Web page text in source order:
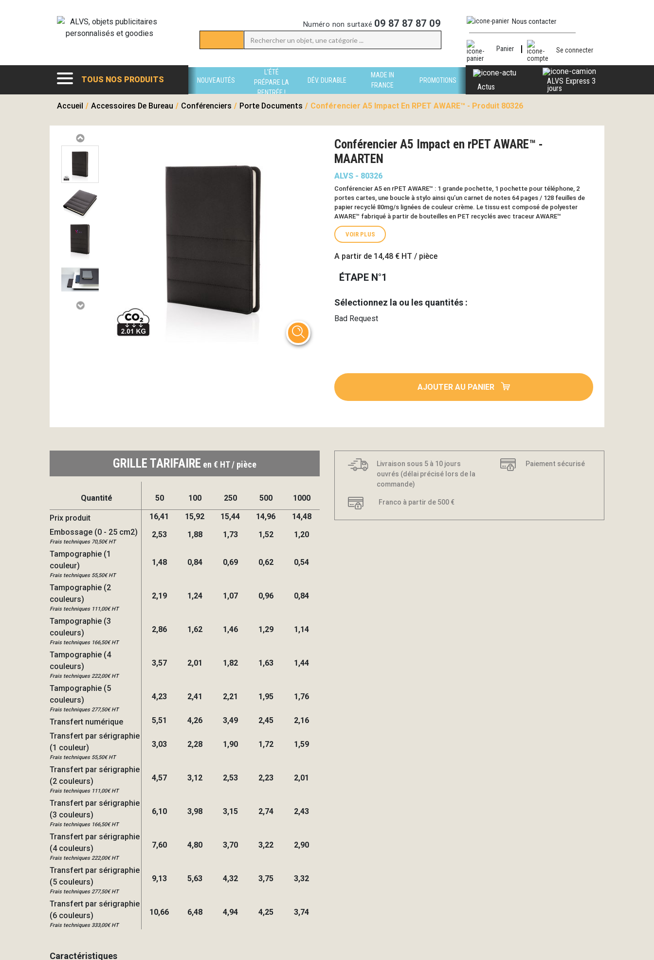
Numéro non surtaxé 09 87 87 87 09 Nous contacter
Panier Se connecter
TOUS NOS PRODUITS NOUVEAUTÉS
L'ÉTÉ
PRÉPARE LA
RENTRÉE !
DÉV. DURABLE
MADE IN
FRANCE
PROMOTIONS
Actus
ALVS Express 3
jours
Accueil / Accessoires De Bureau / Conférenciers / Porte Documents / Conférencier A5 Impact En RPET AWARE™ - Produit 80326
Conférencier A5 Impact en rPET AWARE™ -
MAARTEN
ALVS - 80326
Conférencier A5 en rPET AWARE™ : 1 grande pochette, 1 pochette pour téléphone, 2
portes cartes, une boucle à stylo ainsi qu’un carnet de notes 64 pages / 128 feuilles de
papier recyclé 80mg/s lignées de couleur crème. Le tissu est composé de polyester
AWARE™ fabriqué à partir de bouteilles en PET recyclés avec traceur AWARE™
VOIR PLUS
A partir de 14,48 € HT / pièce
ÉTAPE N°1
Sélectionnez la ou les quantités :
Bad Request
AJOUTER AU PANIER
GRILLE TARIFAIRE en € HT / pièce
Quantité 50 100 250 500 1000
Prix produit 16,41 15,92 15,44 14,96
14,48
Embossage (0 - 25 cm2)
Frais techniques 70,50€ HT
2,53 1,88 1,73 1,52 1,20
Tampographie (1
couleur)
Frais techniques 55,50€ HT
1,48 0,84 0,69 0,62 0,54
Tampographie (2
couleurs)
Frais techniques 111,00€ HT
2,19 1,24 1,07 0,96 0,84
Tampographie (3
couleurs)
Frais techniques 166,50€ HT
2,86 1,62 1,46 1,29 1,14
Tampographie (4
couleurs)
Frais techniques 222,00€ HT
3,57 2,01 1,82 1,63 1,44
Tampographie (5
couleurs)
Frais techniques 277,50€ HT
4,23 2,41 2,21 1,95 1,76
Transfert numérique 5,51 4,26 3,49 2,45
2,16
Transfert par sérigraphie
(1 couleur)
Frais techniques 55,50€ HT
3,03 2,28 1,90 1,72 1,59
Transfert par sérigraphie
(2 couleurs)
Frais techniques 111,00€ HT
4,57 3,12 2,53 2,23 2,01
Transfert par sérigraphie
(3 couleurs)
Frais techniques 166,50€ HT
6,10 3,98 3,15 2,74 2,43
Transfert par sérigraphie
(4 couleurs)
Frais techniques 222,00€ HT
7,60 4,80 3,70 3,22 2,90
Transfert par sérigraphie
(5 couleurs)
Frais techniques 277,50€ HT
9,13 5,63 4,32 3,75 3,32
Transfert par sérigraphie
(6 couleurs)
Frais techniques 333,00€ HT
10,66 6,48 4,94 4,25 3,74
Caractéristiques
Livraison sous 5 à 10 jours
ouvrés (délai précisé lors de la
commande)
Paiement sécurisé
Franco à partir de 500 €